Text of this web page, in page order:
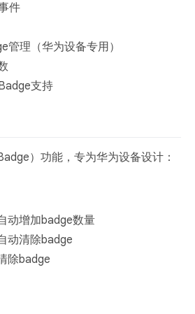
件
管理（华为设备专用）
支持
）功能，专为华为设备设计：
动增加badge数量
动清除badge
除badge